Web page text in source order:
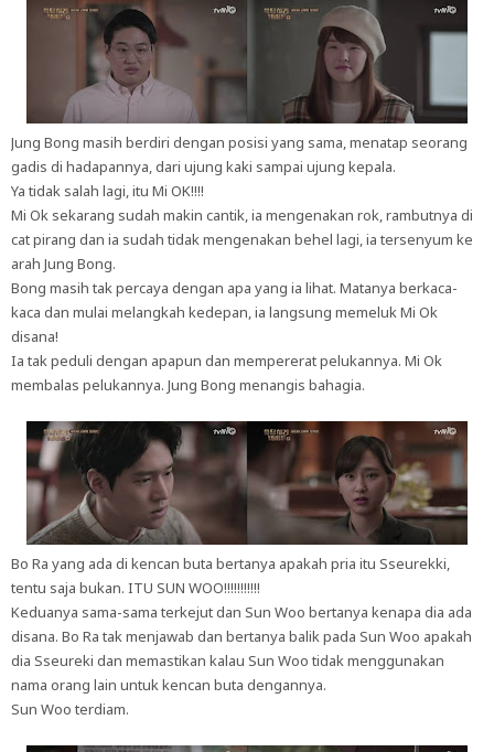
Jung Bong masih berdiri dengan posisi yang sama, menatap seorang
gadis di hadapannya, dari ujung kaki sampai ujung kepala.
Ya tidak salah lagi, itu Mi OK!!!!
Mi Ok sekarang sudah makin cantik, ia mengenakan rok, rambutnya di
cat pirang dan ia sudah tidak mengenakan behel lagi, ia tersenyum ke
arah Jung Bong.
Bong masih tak percaya dengan apa yang ia lihat. Matanya berkaca-
kaca dan mulai melangkah kedepan, ia langsung memeluk Mi Ok
disana!
Ia tak peduli dengan apapun dan mempererat pelukannya. Mi Ok
membalas pelukannya. Jung Bong menangis bahagia.
Bo Ra yang ada di kencan buta bertanya apakah pria itu Sseurekki,
tentu saja bukan. ITU SUN WOO!!!!!!!!!!!
Keduanya sama-sama terkejut dan Sun Woo bertanya kenapa dia ada
disana. Bo Ra tak menjawab dan bertanya balik pada Sun Woo apakah
dia Sseureki dan memastikan kalau Sun Woo tidak menggunakan
nama orang lain untuk kencan buta dengannya.
Sun Woo terdiam.